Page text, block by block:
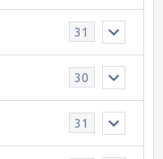
31
30
31